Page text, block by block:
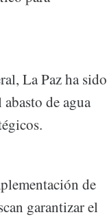
La Paz ha sido
de agua
de
garantizar el